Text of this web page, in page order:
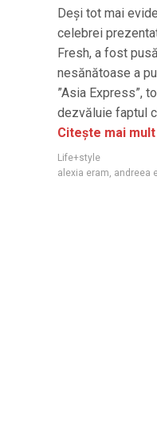
Deși tot mai
celebrei
Fresh, a fost
nesănătoase a
”Asia Express”,
dezvăluie faptul
Citește mai mult
Life+style
alexia eram andreea